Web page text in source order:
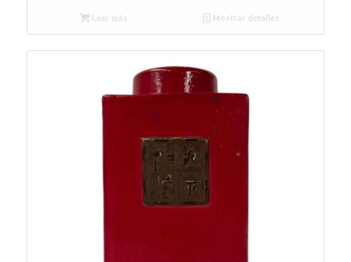
Leer más Mostrar detalles